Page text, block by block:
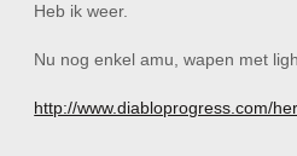
Heb ik weer.
Nu nog enkel amu, wapen met
http://www.diabloprogress.com/